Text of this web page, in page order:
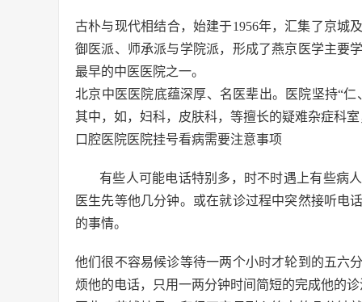
古朴与现代相结合，始建于1956年，汇集了京城
御医派、师承派与学院派，形成了燕京医学主要
最早的中医医院之一。
北京中医医院底蕴深厚、名医辈出。医院坚持“
其中，如，妇科，皮肤科，等擅长的疑难杂症科
口腔医院医院挂号看病需要注意事项
有些人可能电话特别多，时不时遇上有些病
医生先等他几分钟。或在就诊过程中突然接听电
的事情。
他们很不容易候诊等待一两个小时才轮到的五六
烦他的电话，只用一两分钟时间简短的完成他的